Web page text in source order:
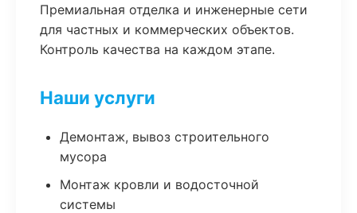
Премиальная отделка и инженерные сети
для частных и коммерческих объектов.
Контроль качества на каждом этапе.
Наши услуги
Демонтаж, вывоз строительного
мусора
Монтаж кровли и водосточной
системы